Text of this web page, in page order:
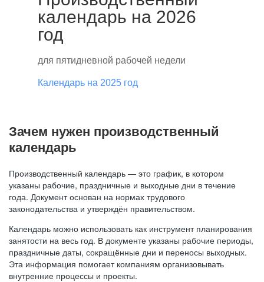
календарь на 2026
год
для пятидневной рабочей недели
Календарь на 2025 год
Зачем нужен производственный
календарь
Производственный календарь — это график, в котором
указаны рабочие, праздничные и выходные дни в течение
года. Документ основан на нормах трудового
законодательства и утверждён правительством.
Календарь можно использовать как инструмент планирования
занятости на весь год. В документе указаны рабочие периоды,
праздничные даты, сокращённые дни и переносы выходных.
Эта информация помогает компаниям организовывать
внутренние процессы и проекты.